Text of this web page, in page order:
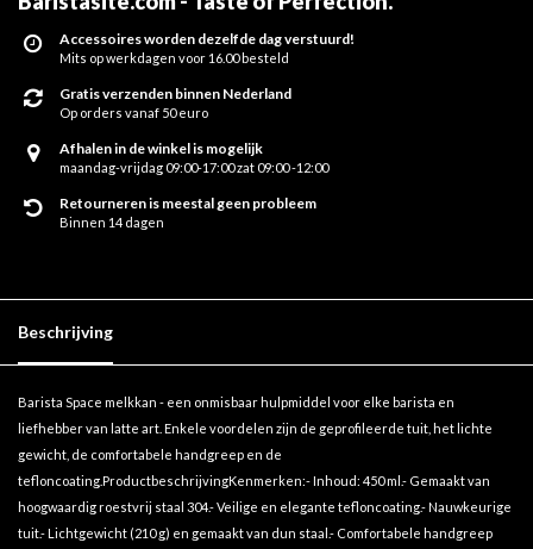
Accessoires worden dezelfde dag verstuurd!
Mits op werkdagen voor 16.00 besteld
Gratis verzenden binnen Nederland
Op orders vanaf 50 euro
Afhalen in de winkel is mogelijk
maandag-vrijdag 09:00-17:00 zat 09:00 -12:00
Retourneren is meestal geen probleem
Binnen 14 dagen
Beschrijving
Barista Space melkkan - een onmisbaar hulpmiddel voor elke barista en
liefhebber van latte art. Enkele voordelen zijn de geprofileerde tuit, het lichte
gewicht, de comfortabele handgreep en de
tefloncoating.ProductbeschrijvingKenmerken:- Inhoud: 450 ml.- Gemaakt van
hoogwaardig roestvrij staal 304.- Veilige en elegante tefloncoating.- Nauwkeurige
tuit.- Lichtgewicht (210 g) en gemaakt van dun staal.- Comfortabele handgreep